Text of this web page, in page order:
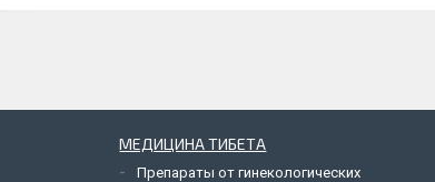
МЕДИЦИНА ТИБЕТА
Препараты от гинекологических